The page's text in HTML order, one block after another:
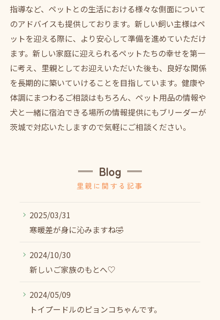
指導など、ペットとの生活における様々な側面について
のアドバイスも提供しております。新しい飼い主様はペ
ットを迎える際に、より安心して準備を進めていただけ
ます。新しい家庭に迎えられるペットたちの幸せを第一
に考え、里親としてお迎えいただいた後も、良好な関係
を長期的に築いていけることを目指しています。健康や
体調にまつわるご相談はもちろん、ペット用品の情報や
犬と一緒に宿泊できる場所の情報提供にもブリーダーが
茨城で対応いたしますので気軽にご相談ください。
Blog
里親に関する記事
2025/03/31
寒暖差が身に沁みますね🤣
2024/10/30
新しいご家族のもとへ♡
2024/05/09
トイプードルのピョンコちゃんです。